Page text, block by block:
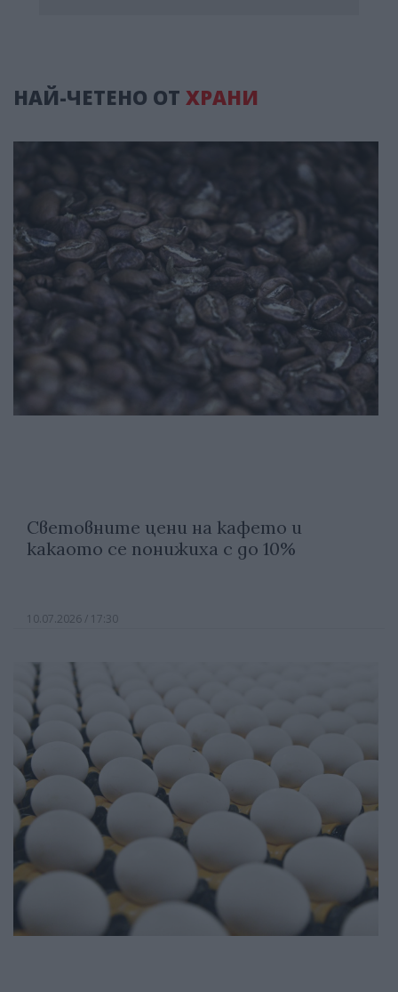
НАЙ-ЧЕТЕНО ОТ ХРАНИ
Световните цени на кафето и
какаото се понижиха с до 10%
10.07.2026 / 17:30